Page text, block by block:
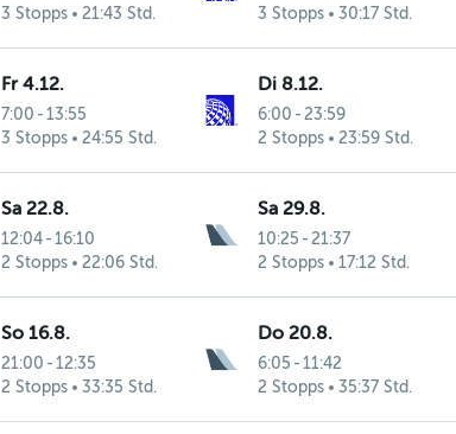
3 Stopps
21:43 Std.
3 Stopps
30:17 Std.
Fr 4.12.
7:00 - 13:55
3 Stopps
24:55 Std.
Di 8.12.
6:00 - 23:59
2 Stopps
23:59 Std.
Sa 22.8.
12:04 - 16:10
2 Stopps
22:06 Std.
Sa 29.8.
10:25 - 21:37
2 Stopps
17:12 Std.
So 16.8.
21:00 - 12:35
2 Stopps
33:35 Std.
Do 20.8.
6:05 - 11:42
2 Stopps
35:37 Std.